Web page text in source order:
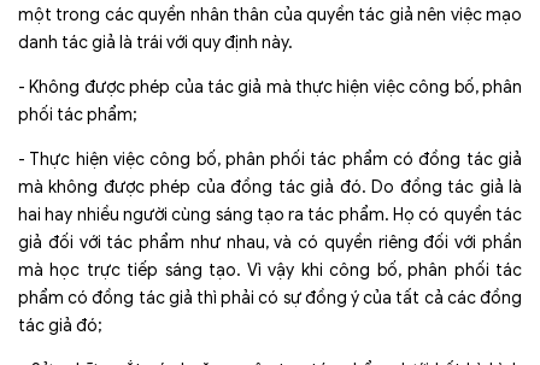
một trong các quyền nhân thân của quyền tác giả nên việc mạo
danh tác giả là trái với quy định này.
- Không được phép của tác giả mà thực hiện việc công bố, phân
phối tác phẩm;
- Thực hiện việc công bố, phân phối tác phẩm có đồng tác giả
mà không được phép của đồng tác giả đó. Do đồng tác giả là
hai hay nhiều người cùng sáng tạo ra tác phẩm. Họ có quyền tác
giả đối với tác phẩm như nhau, và có quyền riêng đối với phần
mà học trực tiếp sáng tạo. Vì vậy khi công bố, phân phối tác
phẩm có đồng tác giả thì phải có sự đồng ý của tất cả các đồng
tác giả đó;